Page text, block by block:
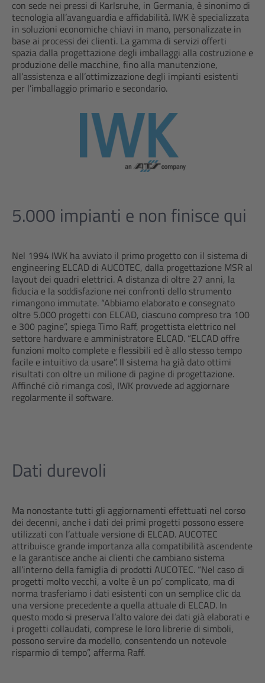
con sede nei pressi di Karlsruhe, in Germania, è sinonimo di
tecnologia all’avanguardia e affidabilità. IWK è specializzata
in soluzioni economiche chiavi in mano, personalizzate in
base ai processi dei clienti. La gamma di servizi offerti
spazia dalla progettazione degli imballaggi alla costruzione e
produzione delle macchine, fino alla manutenzione,
all’assistenza e all’ottimizzazione degli impianti esistenti
per l’imballaggio primario e secondario.
5.000 impianti e non finisce qui
Nel 1994 IWK ha avviato il primo progetto con il sistema di
engineering ELCAD di AUCOTEC, dalla progettazione MSR al
layout dei quadri elettrici. A distanza di oltre 27 anni, la
fiducia e la soddisfazione nei confronti dello strumento
rimangono immutate. “Abbiamo elaborato e consegnato
oltre 5.000 progetti con ELCAD, ciascuno compreso tra 100
e 300 pagine”, spiega Timo Raff, progettista elettrico nel
settore hardware e amministratore ELCAD. “ELCAD offre
funzioni molto complete e flessibili ed è allo stesso tempo
facile e intuitivo da usare”. Il sistema ha già dato ottimi
risultati con oltre un milione di pagine di progettazione.
Affinché ciò rimanga così, IWK provvede ad aggiornare
regolarmente il software.
Dati durevoli
Ma nonostante tutti gli aggiornamenti effettuati nel corso
dei decenni, anche i dati dei primi progetti possono essere
utilizzati con l’attuale versione di ELCAD. AUCOTEC
attribuisce grande importanza alla compatibilità ascendente
e la garantisce anche ai clienti che cambiano sistema
all’interno della famiglia di prodotti AUCOTEC. “Nel caso di
progetti molto vecchi, a volte è un po’ complicato, ma di
norma trasferiamo i dati esistenti con un semplice clic da
una versione precedente a quella attuale di ELCAD. In
questo modo si preserva l’alto valore dei dati già elaborati e
i progetti collaudati, comprese le loro librerie di simboli,
possono servire da modello, consentendo un notevole
risparmio di tempo”, afferma Raff.